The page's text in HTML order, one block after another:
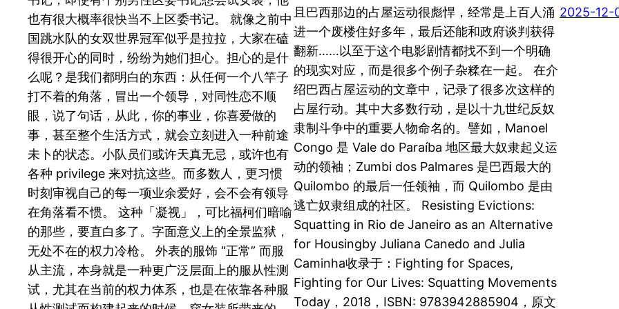
也有很大概率很快当不上区委书记。 就像之前中
国跳水队的女双世界冠军似乎是拉拉，大家在磕
得很开心的同时，纷纷为她们担心。担心的是什
么呢？是我们都明白的东西：从任何一个八竿子
打不着的角落，冒出一个领导，对同性恋不顺
眼，说了句话，从此，你的事业，你喜爱做的
事，甚至整个生活方式，就会立刻进入一种前途
未卜的状态。小队员们或许天真无忌，或许也有
各种 privilege 来对抗这些。而多数人，更习惯
时刻审视自己的每一项业余爱好，会不会有领导
在角落看不惯。 这种「凝视」，可比福柯们暗喻
的那些，要直白多了。字面意义上的全景监狱，
无处不在的权力冷枪。 外表的服饰 “正常” 而服
从主流，本身就是一种更广泛层面上的服从性测
试，尤其在当前的权力体系，也是在依靠各种服
且巴西那边的占屋运动很彪悍，经常是上百人涌
进一个废楼住好多年，最后还能和政府谈判获得
翻新……以至于这个电影剧情都找不到一个明确
的现实对应，而是很多个例子杂糅在一起。 在介
绍巴西占屋运动的文章中，记录了很多次这样的
占屋行动。其中大多数行动，是以十九世纪反奴
隶制斗争中的重要人物命名的。譬如，Manoel
Congo 是 Vale do Paraíba 地区最大奴隶起义运
动的领袖；Zumbi dos Palmares 是巴西最大的
Quilombo 的最后一任领袖，而 Quilombo 是由
逃亡奴隶组成的社区。 Resisting Evictions:
Squatting in Rio de Janeiro as an Alternative
for Housingby Juliana Canedo and Julia
Caminha收录于：Fighting for Spaces,
Fighting for Our Lives: Squatting Movements
Today，2018，ISBN: 9783942885904，原文
2025-12-